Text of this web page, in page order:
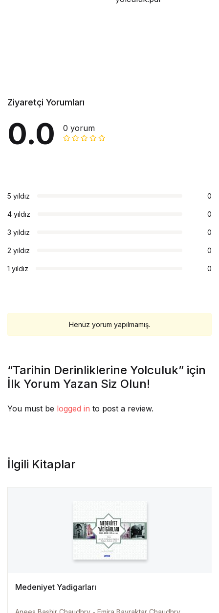
Ziyaretçi Yorumları
0.0 0 yorum
5 yıldız 0
4 yıldız 0
3 yıldız 0
2 yıldız 0
1 yıldız 0
Henüz yorum yapılmamış.
“Tarihin Derinliklerine Yolculuk” için
İlk Yorum Yazan Siz Olun!
You must be logged in to post a review.
İlgili Kitaplar
Medeniyet Yadigarları